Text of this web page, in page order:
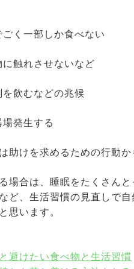
く一部しか食べない
触れさせないなど
飲むなどの兆候
発生する
助けを求めるための行動か
場合は、睡眠をたくさん
ど、生活習慣の見直しで
思います。
避けたい食べ物と生活習慣